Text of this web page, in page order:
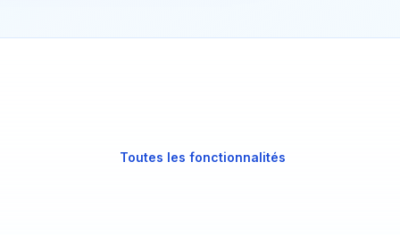
Toutes les fonctionnalités